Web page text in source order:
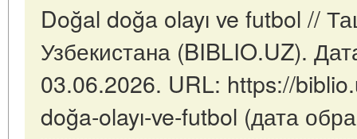
Doğal doğa olayı ve futbol //
Узбекистана (BIBLIO.UZ).
03.06.2026. URL: https://
doğa-olayı-ve-futbol (дата